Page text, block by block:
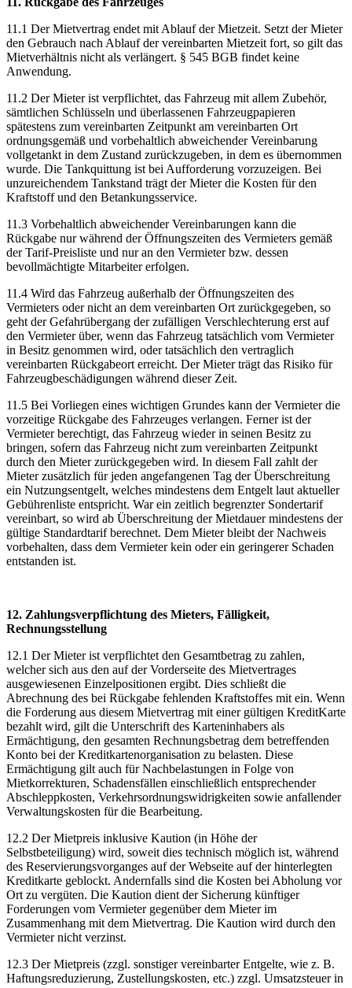
11.1 Der Mietvertrag endet mit Ablauf der Mietzeit. Setzt der Mieter
den Gebrauch nach Ablauf der vereinbarten Mietzeit fort, so gilt das
Mietverhältnis nicht als verlängert. § 545 BGB findet keine
Anwendung.
11.2 Der Mieter ist verpflichtet, das Fahrzeug mit allem Zubehör,
sämtlichen Schlüsseln und überlassenen Fahrzeugpapieren
spätestens zum vereinbarten Zeitpunkt am vereinbarten Ort
ordnungsgemäß und vorbehaltlich abweichender Vereinbarung
vollgetankt in dem Zustand zurückzugeben, in dem es übernommen
wurde. Die Tankquittung ist bei Aufforderung vorzuzeigen. Bei
unzureichendem Tankstand trägt der Mieter die Kosten für den
Kraftstoff und den Betankungsservice.
11.3 Vorbehaltlich abweichender Vereinbarungen kann die
Rückgabe nur während der Öffnungszeiten des Vermieters gemäß
der Tarif-Preisliste und nur an den Vermieter bzw. dessen
bevollmächtigte Mitarbeiter erfolgen.
11.4 Wird das Fahrzeug außerhalb der Öffnungszeiten des
Vermieters oder nicht an dem vereinbarten Ort zurückgegeben, so
geht der Gefahrübergang der zufälligen Verschlechterung erst auf
den Vermieter über, wenn das Fahrzeug tatsächlich vom Vermieter
in Besitz genommen wird, oder tatsächlich den vertraglich
vereinbarten Rückgabeort erreicht. Der Mieter trägt das Risiko für
Fahrzeugbeschädigungen während dieser Zeit.
11.5 Bei Vorliegen eines wichtigen Grundes kann der Vermieter die
vorzeitige Rückgabe des Fahrzeuges verlangen. Ferner ist der
Vermieter berechtigt, das Fahrzeug wieder in seinen Besitz zu
bringen, sofern das Fahrzeug nicht zum vereinbarten Zeitpunkt
durch den Mieter zurückgegeben wird. In diesem Fall zahlt der
Mieter zusätzlich für jeden angefangenen Tag der Überschreitung
ein Nutzungsentgelt, welches mindestens dem Entgelt laut aktueller
Gebührenliste entspricht. War ein zeitlich begrenzter Sondertarif
vereinbart, so wird ab Überschreitung der Mietdauer mindestens der
gültige Standardtarif berechnet. Dem Mieter bleibt der Nachweis
vorbehalten, dass dem Vermieter kein oder ein geringerer Schaden
entstanden ist.
12. Zahlungsverpflichtung des Mieters, Fälligkeit,
Rechnungsstellung
12.1 Der Mieter ist verpflichtet den Gesamtbetrag zu zahlen,
welcher sich aus den auf der Vorderseite des Mietvertrages
ausgewiesenen Einzelpositionen ergibt. Dies schließt die
Abrechnung des bei Rückgabe fehlenden Kraftstoffes mit ein. Wenn
die Forderung aus diesem Mietvertrag mit einer gültigen KreditKarte
bezahlt wird, gilt die Unterschrift des Karteninhabers als
Ermächtigung, den gesamten Rechnungsbetrag dem betreffenden
Konto bei der Kreditkartenorganisation zu belasten. Diese
Ermächtigung gilt auch für Nachbelastungen in Folge von
Mietkorrekturen, Schadensfällen einschließlich entsprechender
Abschleppkosten, Verkehrsordnungswidrigkeiten sowie anfallender
Verwaltungskosten für die Bearbeitung.
12.2 Der Mietpreis inklusive Kaution (in Höhe der
Selbstbeteiligung) wird, soweit dies technisch möglich ist, während
des Reservierungsvorganges auf der Webseite auf der hinterlegten
Kreditkarte geblockt. Andernfalls sind die Kosten bei Abholung vor
Ort zu vergüten. Die Kaution dient der Sicherung künftiger
Forderungen vom Vermieter gegenüber dem Mieter im
Zusammenhang mit dem Mietvertrag. Die Kaution wird durch den
Vermieter nicht verzinst.
12.3 Der Mietpreis (zzgl. sonstiger vereinbarter Entgelte, wie z. B.
Haftungsreduzierung, Zustellungskosten, etc.) zzgl. Umsatzsteuer in